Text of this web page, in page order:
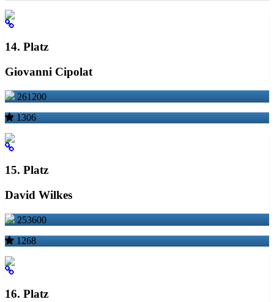
14. Platz
Giovanni Cipolat
261200
1306
15. Platz
David Wilkes
253600
1268
16. Platz